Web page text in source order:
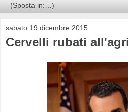
sabato 19 dicembre 2015
Cervelli rubati